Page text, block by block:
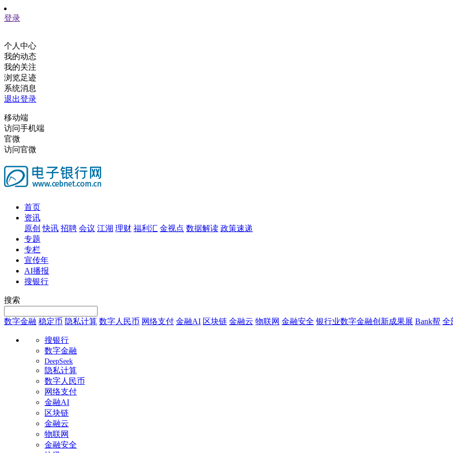
登录
个人中心
我的动态
我的关注
浏览足迹
系统消息
退出登录
移动端
访问手机端
官微
访问官微
首页
资讯
原创 快讯 招聘 会议 江湖 理财 福利汇 金视点 数据解读 政策速递
专题
专栏
宣传年
AI播报
搜银行
搜索
数字金融 稳定币 隐私计算 数字人民币 网络支付 金融AI 区块链 金融云 物联网 金融安全 银行业数字金融创新成果展 Bank帮 全
搜银行
数字金融
DeepSeek
隐私计算
数字人民币
网络支付
金融AI
区块链
金融云
物联网
金融安全